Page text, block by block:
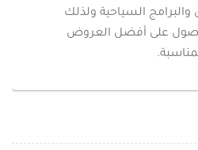
والبرامج السياحية ولذلك
على أفضل العروض